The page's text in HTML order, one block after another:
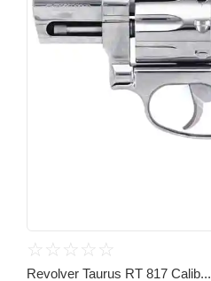
☆ ☆ ☆ ☆ ☆
Revolver Taurus RT 817 Calib...